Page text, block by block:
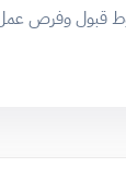
قبول وفرص